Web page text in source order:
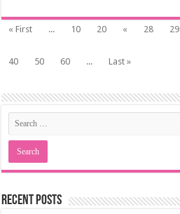
« First ... 10 20 « 28 29
40
50 60 ... Last »
Recent Posts